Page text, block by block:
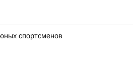
спортсменов